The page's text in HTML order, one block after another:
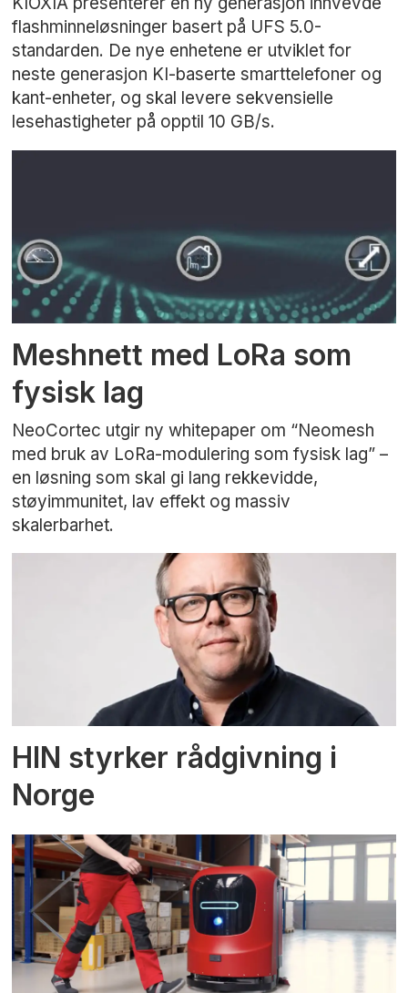
flashminneløsninger basert på UFS 5.0-
standarden. De nye enhetene er utviklet for
neste generasjon KI-baserte smarttelefoner og
kant-enheter, og skal levere sekvensielle
lesehastigheter på opptil 10 GB/s.
Meshnett med LoRa som
fysisk lag
NeoCortec utgir ny whitepaper om “Neomesh
med bruk av LoRa-modulering som fysisk lag” –
en løsning som skal gi lang rekkevidde,
støyimmunitet, lav effekt og massiv
skalerbarhet.
HIN styrker rådgivning i
Norge